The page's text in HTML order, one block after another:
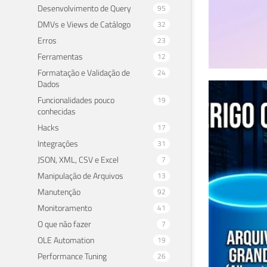
Desenvolvimento de Query 95
DMVs e Views de Catálogo 32
Erros 23
Ferramentas 12
Formatação e Validação de
Dados
24
Funcionalidades pouco
conhecidas
19
Hacks 17
Integrações 31
JSON, XML, CSV e Excel 7
Manipulação de Arquivos 13
Manutenção 92
Monitoramento 41
O que não fazer 7
OLE Automation 19
Performance Tuning 26
a
28